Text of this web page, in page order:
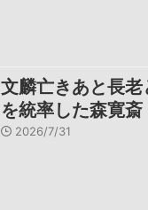
文麟亡きあと長
を統率した森寛斎
2026/7/31